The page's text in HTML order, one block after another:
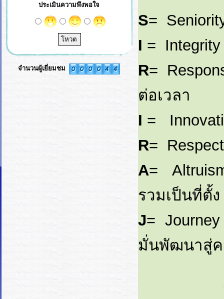
ประเมินความพึงพอใจ
จำนวนผู้เยี่ยมชม
S=
I =
R=
ต่อเวลา
I =
R=
A=
รวมเป็นที่ตั้ง
J=
มั่นพัฒนาสู่ค
วัฒนธร